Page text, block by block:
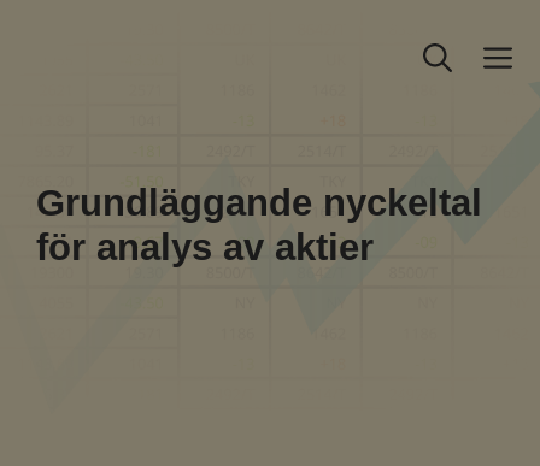
Grundläggande nyckeltal
för analys av aktier